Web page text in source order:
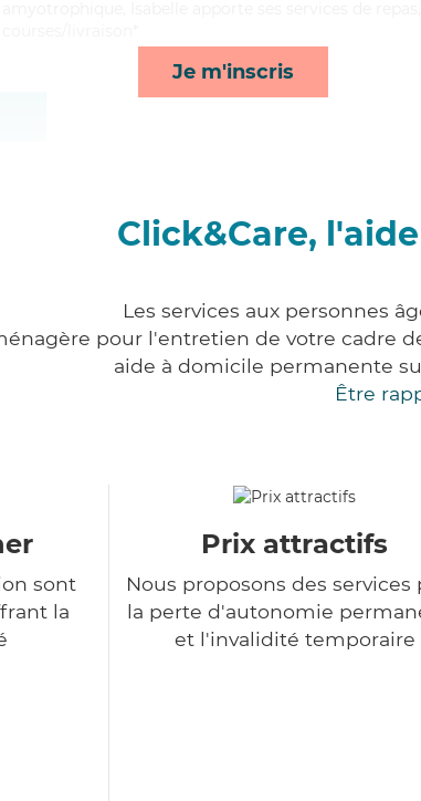
Je m'inscris
Click&Care,
Les services aux personnes
pour l'entretien de votre cadre
aide à domicile permanente
Être
sont
la
Prix attractifs
Nous proposons des services
la perte d'autonomie
et l'invalidité temporaire